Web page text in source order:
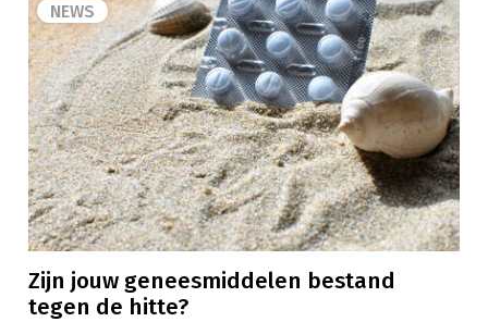
NEWS
Zijn jouw geneesmiddelen bestand
tegen de hitte?